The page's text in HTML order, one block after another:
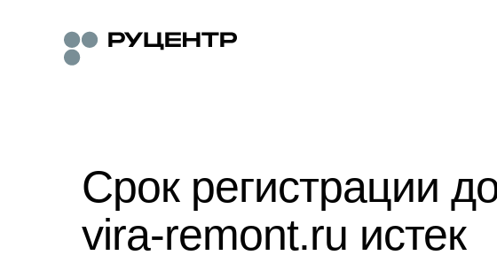
Срок регистрации
vira-remont.ru истек